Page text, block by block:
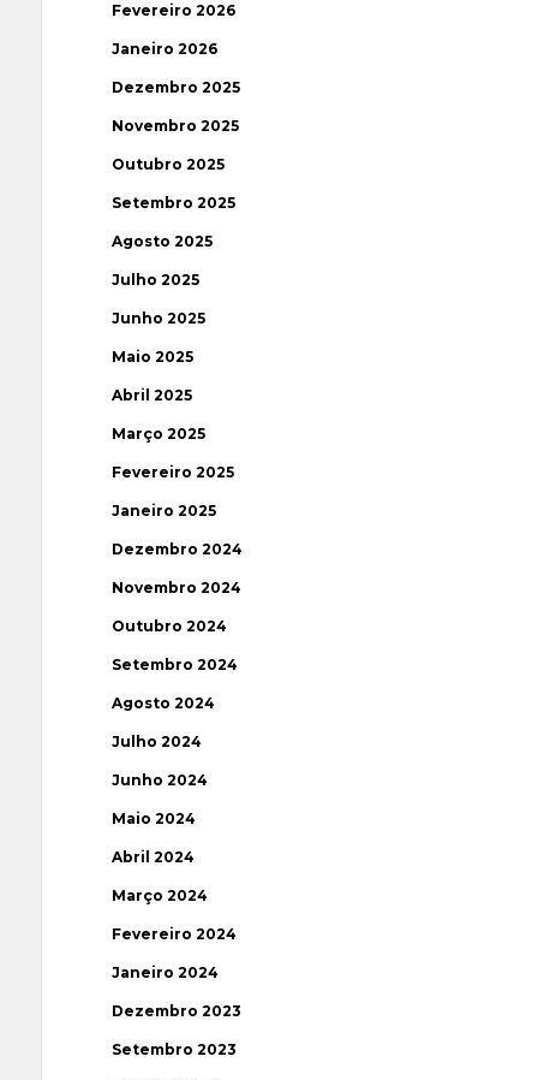
Fevereiro 2026
Janeiro 2026
Dezembro 2025
Novembro 2025
Outubro 2025
Setembro 2025
Agosto 2025
Julho 2025
Junho 2025
Maio 2025
Abril 2025
Março 2025
Fevereiro 2025
Janeiro 2025
Dezembro 2024
Novembro 2024
Outubro 2024
Setembro 2024
Agosto 2024
Julho 2024
Junho 2024
Maio 2024
Abril 2024
Março 2024
Fevereiro 2024
Janeiro 2024
Dezembro 2023
Setembro 2023